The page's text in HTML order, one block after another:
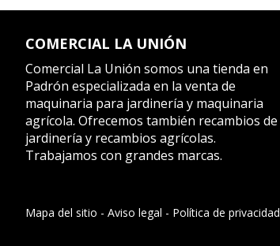
COMERCIAL LA UNIÓN
Comercial La Unión somos una tienda en
Padrón especializada en la venta de
maquinaria para jardinería y maquinaria
agrícola. Ofrecemos también recambios de
jardinería y recambios agrícolas.
Trabajamos con grandes marcas.
Mapa del sitio - Aviso legal - Política de privacidad